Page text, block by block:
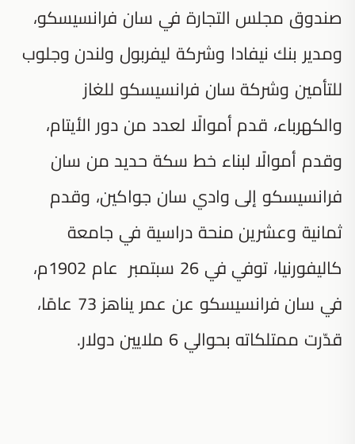
صندوق مجلس التجارة في سان فرانسيسكو،
ومدير بنك نيفادا وشركة ليفربول ولندن وجلوب
للتأمين وشركة سان فرانسيسكو للغاز
والكهرباء، قدم أموالًا لعدد من دور الأيتام،
وقدم أموالًا لبناء خط سكة حديد من سان
فرانسيسكو إلى وادي سان جواكين، وقدم
ثمانية وعشرين منحة دراسية في جامعة
كاليفورنيا، توفي في 26 سبتمبر عام 1902م،
في سان فرانسيسكو عن عمر يناهز 73 عامًا،
قدّرت ممتلكاته بحوالي 6 ملايين دولار.